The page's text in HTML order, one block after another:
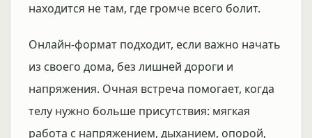
находится не там, где громче всего болит.
Онлайн-формат подходит, если важно начать
из своего дома, без лишней дороги и
напряжения. Очная встреча помогает, когда
телу нужно больше присутствия: мягкая
работа с напряжением, дыханием, опорой,